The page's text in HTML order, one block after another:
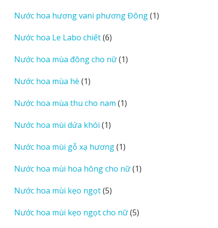
phẩm
Nước hoa hương vani phương Đông 11
Nước hoa Le Labo chiết 66
phẩm
Nước hoa mùa đông cho nữ 11
Nước hoa mùa hè 11
phẩm
Nước hoa mùa thu cho nam 11
Nước hoa mùi dứa khói 11
phẩm
Nước hoa mùi gỗ xạ hương 11
phẩm
Nước hoa mùi hoa hông cho nữ 11
Nước hoa mùi kẹo ngọt 55
phẩm
Nước hoa mùi kẹo ngọt cho nữ 55